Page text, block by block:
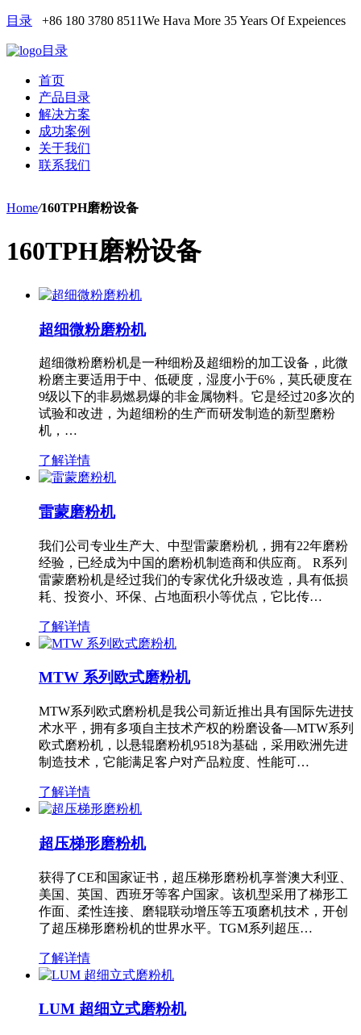
目录 +86 180 3780 8511We Hava More 35 Years Of Expeiences
目录
首页
产品目录
解决方案
成功案例
关于我们
联系我们
Home/160TPH磨粉设备
160TPH磨粉设备
超细微粉磨粉机
超细微粉磨粉机是一种细粉及超细粉的加工设备，此微
粉磨主要适用于中、低硬度，湿度小于6%，莫氏硬度在
9级以下的非易燃易爆的非金属物料。它是经过20多次的
试验和改进，为超细粉的生产而研发制造的新型磨粉
机，…
了解详情
雷蒙磨粉机
我们公司专业生产大、中型雷蒙磨粉机，拥有22年磨粉
经验，已经成为中国的磨粉机制造商和供应商。 R系列
雷蒙磨粉机是经过我们的专家优化升级改造，具有低损
耗、投资小、环保、占地面积小等优点，它比传…
了解详情
MTW 系列欧式磨粉机
MTW系列欧式磨粉机是我公司新近推出具有国际先进技
术水平，拥有多项自主技术产权的粉磨设备—MTW系列
欧式磨粉机，以悬辊磨粉机9518为基础，采用欧洲先进
制造技术，它能满足客户对产品粒度、性能可…
了解详情
超压梯形磨粉机
获得了CE和国家证书，超压梯形磨粉机享誉澳大利亚、
美国、英国、西班牙等客户国家。该机型采用了梯形工
作面、柔性连接、磨辊联动增压等五项磨机技术，开创
了超压梯形磨粉机的世界水平。TGM系列超压…
了解详情
LUM 超细立式磨粉机